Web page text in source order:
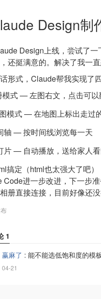
Design制
Design上线，尝试了
还挺满意的。解决了我一
形式，Claude帮我实现了
模式 — 左图右文，点击可以
式 — 在地图上标出走过
— 按时间线浏览每一天
— 自动播放，送给家人
搞定（html也太强大了吧
Code进一步改进，下一步
册直接连接，目前好像还没
1
赢麻了 : 能不能选低饱和度的模
04-21